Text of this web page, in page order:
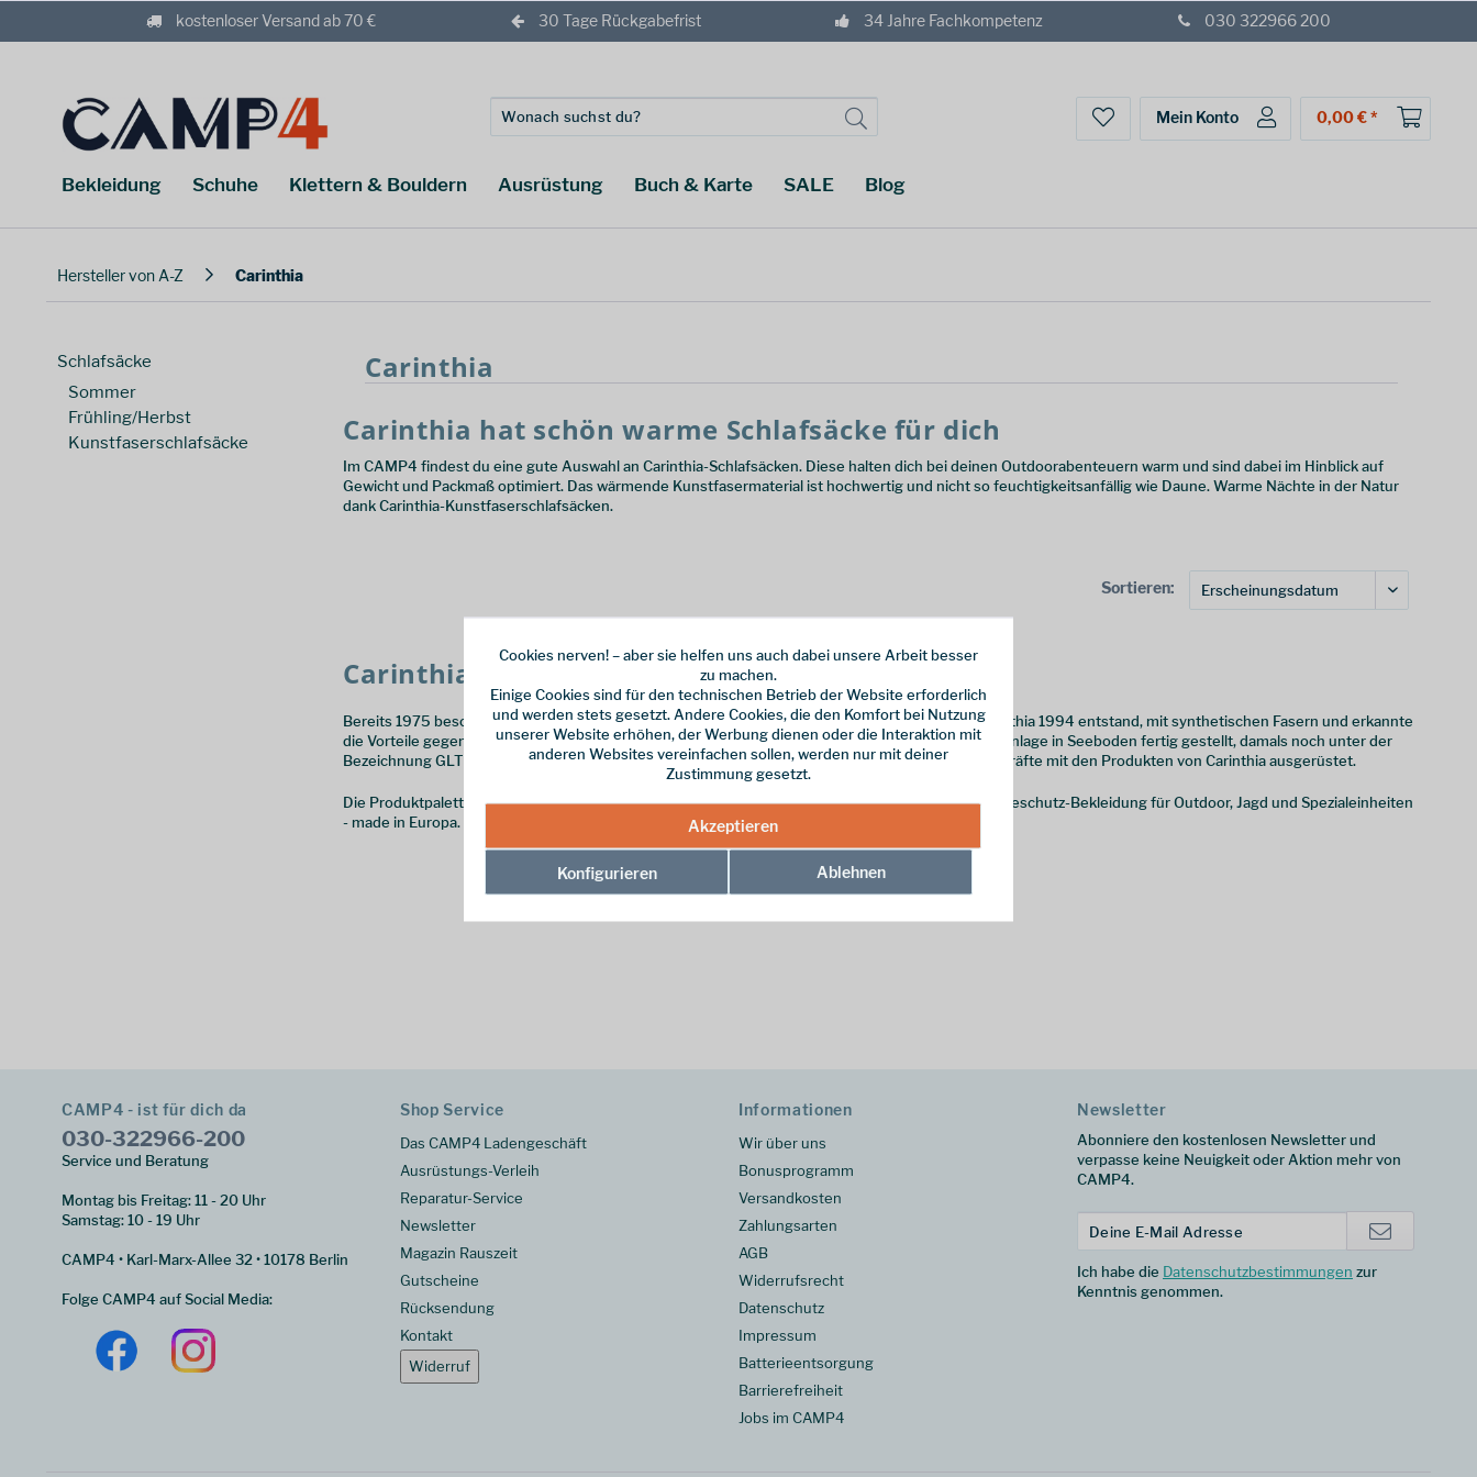
kostenloser Versand ab 70 € 30 Tage Rückgabefrist 34 Jahre Fachkompetenz 030 322966 200
Mein Konto 0,00 € *
Bekleidung Schuhe Klettern & Bouldern Ausrüstung Buch & Karte SALE Blog
Hersteller von A-Z Carinthia
Schlafsäcke
Sommer
Frühling/Herbst
Kunstfaserschlafsäcke
Carinthia
Carinthia hat schön warme Schlafsäcke für dich
Im CAMP4 findest du eine gute Auswahl an Carinthia-Schlafsäcken. Diese halten dich bei deinen Outdoorabenteuern warm und sind dabei im Hinblick auf
Gewicht und Packmaß optimiert. Das wärmende Kunstfasermaterial ist hochwertig und nicht so feuchtigkeitsanfällig wie Daune. Warme Nächte in der Natur
dank Carinthia-Kunstfaserschlafsäcken.
Sortieren:
Carinthia Firmengeschichte
Bereits 1975 beschäftigte sich August Mayer, der Firmengründer von Goldeck Textil, woraus Carinthia 1994 entstand, mit synthetischen Fasern und erkannte
die Vorteile gegenüber Daunen als Isolationsmaterial. 1981 wurde die erste G-LOFT® Produktionsanlage in Seeboden fertig gestellt, damals noch unter der
Bezeichnung GLT (Goldeck Loft Technology). Seitdem wurden und werden viele Heere und Streitkräfte mit den Produkten von Carinthia ausgerüstet.
Die Produktpalette reicht von Kälteschutz-Bekleidung über Schlafsäcke bis zu Bivakzelte und Nässeschutz-Bekleidung für Outdoor, Jagd und Spezialeinheiten
- made in Europa.
CAMP4 - ist für dich da
030-322966-200
Service und Beratung
Montag bis Freitag: 11 - 20 Uhr
Samstag: 10 - 19 Uhr
CAMP4 • Karl-Marx-Allee 32 • 10178 Berlin
Folge CAMP4 auf Social Media:
Shop Service
Das CAMP4 Ladengeschäft
Ausrüstungs-Verleih
Reparatur-Service
Newsletter
Magazin Rauszeit
Gutscheine
Rücksendung
Kontakt
Widerruf
Informationen
Wir über uns
Bonusprogramm
Versandkosten
Zahlungsarten
AGB
Widerrufsrecht
Datenschutz
Impressum
Batterieentsorgung
Barrierefreiheit
Jobs im CAMP4
Newsletter
Abonniere den kostenlosen Newsletter und
verpasse keine Neuigkeit oder Aktion mehr von
CAMP4.
Ich habe die Datenschutzbestimmungen zur
Kenntnis genommen.
Cookies nerven! – aber sie helfen uns auch dabei unsere Arbeit besser
zu machen.
Einige Cookies sind für den technischen Betrieb der Website erforderlich
und werden stets gesetzt. Andere Cookies, die den Komfort bei Nutzung
unserer Website erhöhen, der Werbung dienen oder die Interaktion mit
anderen Websites vereinfachen sollen, werden nur mit deiner
Zustimmung gesetzt.
Akzeptieren
Konfigurieren Ablehnen